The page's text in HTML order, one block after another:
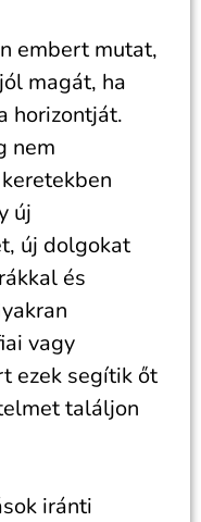
embert mutat,
magát, ha
horizontját.
nem
új
új dolgokat
és
vagy
ezek segítik őt
találjon
iránti